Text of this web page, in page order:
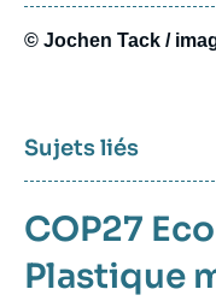
© Jochen Tack /
Sujets liés
COP27
Plastique